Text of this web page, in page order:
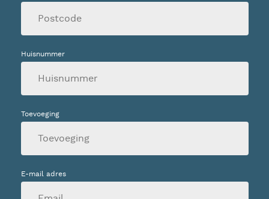
Huisnummer
Toevoeging
E-mail adres